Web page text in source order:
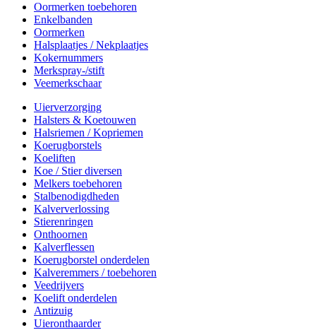
Oormerken toebehoren
Enkelbanden
Oormerken
Halsplaatjes / Nekplaatjes
Kokernummers
Merkspray-/stift
Veemerkschaar
Uierverzorging
Halsters & Koetouwen
Halsriemen / Kopriemen
Koerugborstels
Koeliften
Koe / Stier diversen
Melkers toebehoren
Stalbenodigdheden
Kalververlossing
Stierenringen
Onthoornen
Kalverflessen
Koerugborstel onderdelen
Kalveremmers / toebehoren
Veedrijvers
Koelift onderdelen
Antizuig
Uieronthaarder